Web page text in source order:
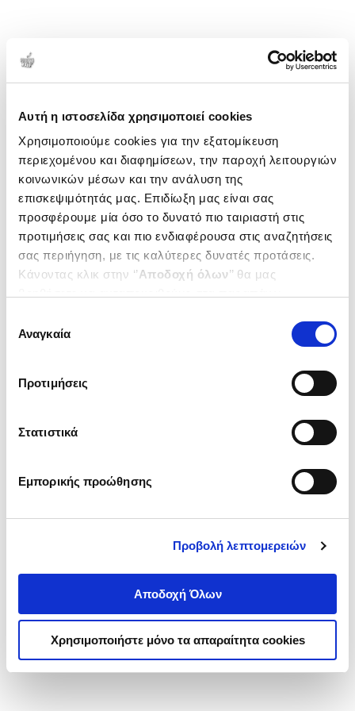
Αυτή η ιστοσελίδα χρησιμοποιεί cookies
Χρησιμοποιούμε cookies για την εξατομίκευση
περιεχομένου και διαφημίσεων, την παροχή λειτουργιών
κοινωνικών μέσων και την ανάλυση της
επισκεψιμότητάς μας. Επιδίωξη μας είναι σας
προσφέρουμε μία όσο το δυνατό πιο ταιριαστή στις
προτιμήσεις σας και πιο ενδιαφέρουσα στις αναζητήσεις
σας περιήγηση, με τις καλύτερες δυνατές προτάσεις.
Κάνοντας κλικ στην ‘’Αποδοχή όλων’’ θα μας
ενδιαφέρουν και να επιλέξετε από τα παρακάτω με την
΄΄και να ενημερωθείτε σχετικά με
συγκατάθεσης
Αναγκαία
Προτιμήσεις
Στατιστικά
Εμπορικής προώθησης
Προβολή λεπτομερειών
Αποδοχή Όλων
Χρησιμοποιήστε μόνο τα απαραίτητα cookies